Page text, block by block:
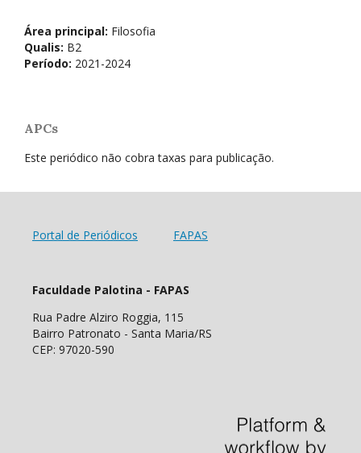
Área principal: Filosofia
Qualis: B2
Período: 2021-2024
APCs
Este periódico não cobra taxas para publicação.
Portal de Periódicos FAPAS
Faculdade Palotina - FAPAS
Rua Padre Alziro Roggia, 115
Bairro Patronato - Santa Maria/RS
CEP: 97020-590